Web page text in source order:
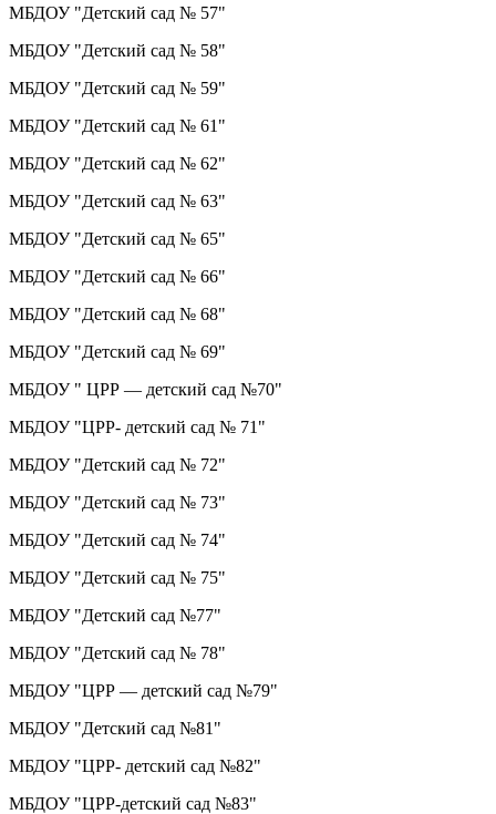
МБДОУ "Детский сад № 57"
МБДОУ "Детский сад № 58"
МБДОУ "Детский сад № 59"
МБДОУ "Детский сад № 61"
МБДОУ "Детский сад № 62"
МБДОУ "Детский сад № 63"
МБДОУ "Детский сад № 65"
МБДОУ "Детский сад № 66"
МБДОУ "Детский сад № 68"
МБДОУ "Детский сад № 69"
МБДОУ " ЦРР — детский сад №70"
МБДОУ "ЦРР- детский сад № 71"
МБДОУ "Детский сад № 72"
МБДОУ "Детский сад № 73"
МБДОУ "Детский сад № 74"
МБДОУ "Детский сад № 75"
МБДОУ "Детский сад №77"
МБДОУ "Детский сад № 78"
МБДОУ "ЦРР — детский сад №79"
МБДОУ "Детский сад №81"
МБДОУ "ЦРР- детский сад №82"
МБДОУ "ЦРР-детский сад №83"